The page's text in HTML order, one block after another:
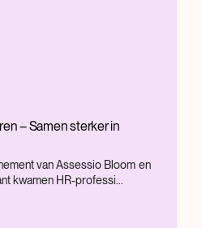
– Samen sterker in
van Assessio Bloom en
kwamen HR-professi...